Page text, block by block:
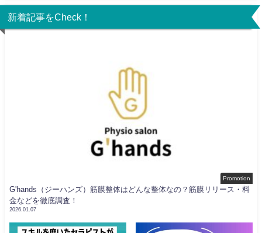
新着記事をCheck！
Promotion
G'hands（ジーハンズ）筋膜整体はどんな整体なの？筋膜リリース・料
金などを徹底調査！
2026.01.07